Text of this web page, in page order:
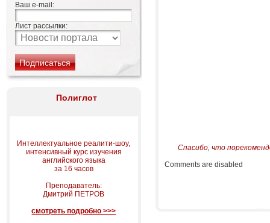
Ваш e-mail:
Лист рассылки:
Полиглот
Интеллектуальное реалити-шоу,
интенсивный курс изучения
английского языка
за 16 часов
Преподаватель:
Дмитрий ПЕТРОВ
смотреть подробно >>>
Спасибо, что
Comments are disabled